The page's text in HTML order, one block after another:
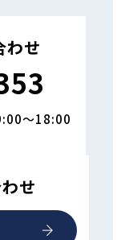
わせ
～18:00
せ